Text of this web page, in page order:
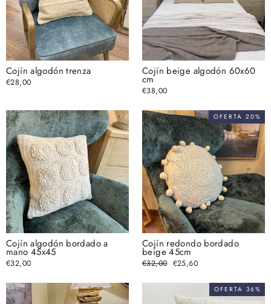
Cojín algodón trenza
€28,00
Cojín beige algodón 60x60
cm
€38,00
Cojín algodón bordado a
mano 45x45
€32,00
OFERTA 20%
Cojín redondo bordado
beige 45cm
Precio
habitual
€32,00 Precio
€25,60
OFERTA 36%